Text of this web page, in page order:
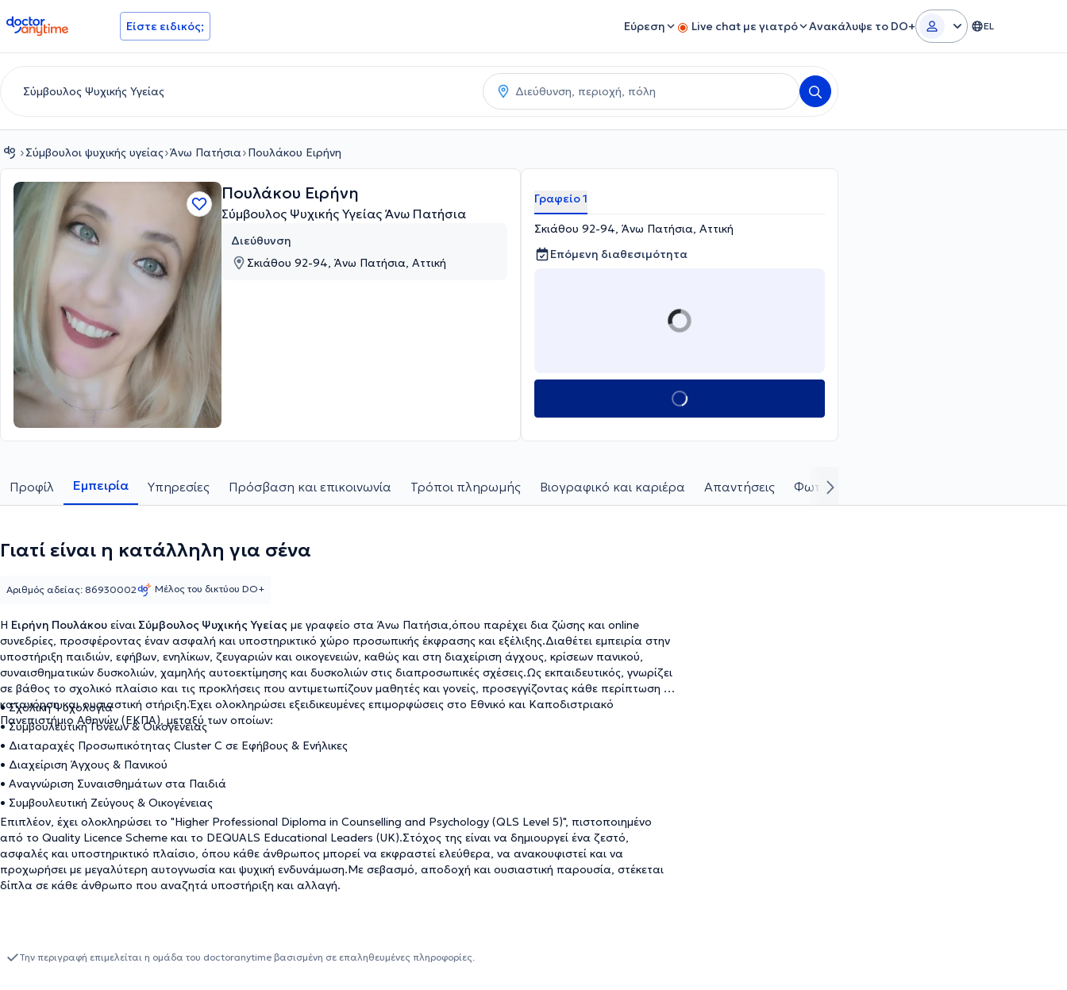
doctoranytime Είστε ειδικός; Εύρεση Live chat με γιατρό Ανακάλυψε το DO+ EL
Σύμβουλοι ψυχικής υγείας Άνω Πατήσια Πουλάκου Ειρήνη
Πουλάκου Ειρήνη
Σύμβουλος Ψυχικής Υγείας Άνω Πατήσια
Διεύθυνση
Σκιάθου 92-94, Άνω Πατήσια, Αττική
Γραφείο 1
Σκιάθου 92-94, Άνω Πατήσια, Αττική
Επόμενη διαθεσιμότητα
Προφίλ Εμπειρία Υπηρεσίες Πρόσβαση και επικοινωνία Τρόποι πληρωμής Βιογραφικό και καριέρα Απαντήσεις Φωτογραφίες και βίντεο περιστατικών
Γιατί είναι η κατάλληλη για σένα
Η Ειρήνη Πουλάκου είναι Σύμβουλος Ψυχικής Υγείας με γραφείο στα Άνω Πατήσια,όπου παρέχει δια ζώσης και online
συνεδρίες, προσφέροντας έναν ασφαλή και υποστηρικτικό χώρο προσωπικής έκφρασης και εξέλιξης.Διαθέτει εμπειρία στην
υποστήριξη παιδιών, εφήβων, ενηλίκων, ζευγαριών και οικογενειών, καθώς και στη διαχείριση άγχους, κρίσεων πανικού,
συναισθηματικών δυσκολιών, χαμηλής αυτοεκτίμησης και δυσκολιών στις διαπροσωπικές σχέσεις.Ως εκπαιδευτικός, γνωρίζει
σε βάθος το σχολικό πλαίσιο και τις προκλήσεις που αντιμετωπίζουν μαθητές και γονείς, προσεγγίζοντας κάθε περίπτωση με
κατανόηση και ουσιαστική στήριξη.Έχει ολοκληρώσει εξειδικευμένες επιμορφώσεις στο Εθνικό και Καποδιστριακό
Πανεπιστήμιο Αθηνών (ΕΚΠΑ), μεταξύ των οποίων:
• Σχολική Ψυχολογία
• Συμβουλευτική Γονέων & Οικογένειας
• Διαταραχές Προσωπικότητας Cluster C σε Εφήβους & Ενήλικες
• Διαχείριση Άγχους & Πανικού
• Αναγνώριση Συναισθημάτων στα Παιδιά
• Συμβουλευτική Ζεύγους & Οικογένειας
Επιπλέον, έχει ολοκληρώσει το "Higher Professional Diploma in Counselling and Psychology (QLS Level 5)", πιστοποιημένο
από το Quality Licence Scheme και το DEQUALS Educational Leaders (UK).Στόχος της είναι να δημιουργεί ένα ζεστό,
ασφαλές και υποστηρικτικό πλαίσιο, όπου κάθε άνθρωπος μπορεί να εκφραστεί ελεύθερα, να ανακουφιστεί και να
προχωρήσει με μεγαλύτερη αυτογνωσία και ψυχική ενδυνάμωση.Με σεβασμό, αποδοχή και ουσιαστική παρουσία, στέκεται
δίπλα σε κάθε άνθρωπο που αναζητά υποστήριξη και αλλαγή.
Αριθμός αδείας: 86930002 Μέλος του δικτύου DO+
Την περιγραφή επιμελείται η ομάδα του doctoranytime βασισμένη σε επαληθευμένες πληροφορίες.